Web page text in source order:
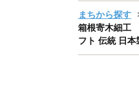
まちから探す
箱根寄木細工
フト 伝統 日